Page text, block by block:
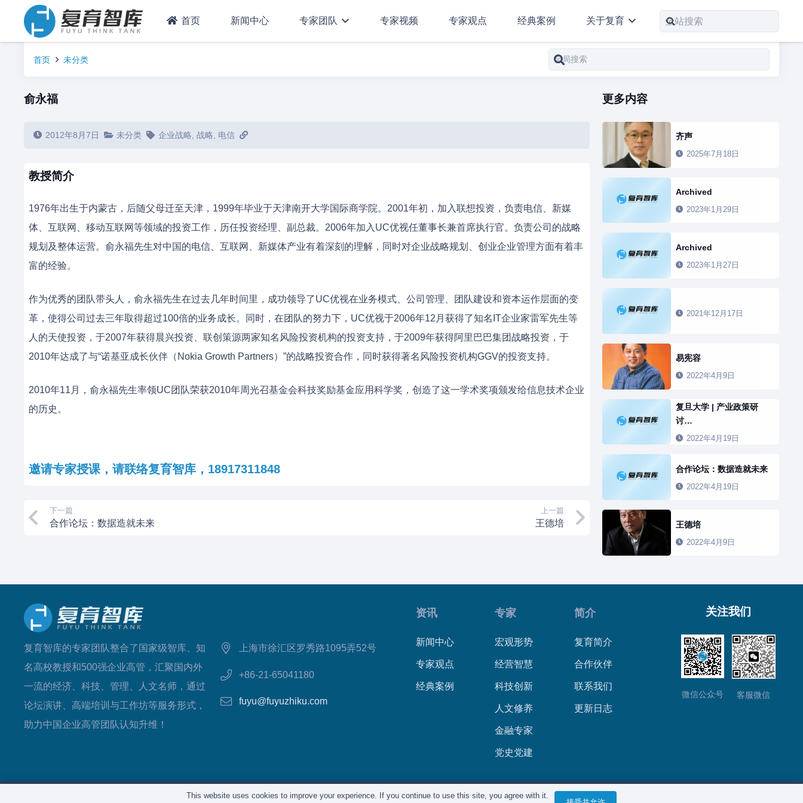
首页 新闻中心 专家团队 专家视频 专家观点 经典案例 关于复育
首页 未分类
俞永福
2012年8月7日 未分类 企业战略 战略 电信
教授简介
1976年出生于内蒙古，后随父母迁至天津，1999年毕业于天津南开大学国际商学院。2001年初，加入联想投资，负责电信、新媒
体、互联网、移动互联网等领域的投资工作，历任投资经理、副总裁。2006年加入UC优视任董事长兼首席执行官。负责公司的战略
规划及整体运营。俞永福先生对中国的电信、互联网、新媒体产业有着深刻的理解，同时对企业战略规划、创业企业管理方面有着丰
富的经验。
作为优秀的团队带头人，俞永福先生在过去几年时间里，成功领导了UC优视在业务模式、公司管理、团队建设和资本运作层面的变
革，使得公司过去三年取得超过100倍的业务成长。同时，在团队的努力下，UC优视于2006年12月获得了知名IT企业家雷军先生等
人的天使投资，于2007年获得晨兴投资、联创策源两家知名风险投资机构的投资支持，于2009年获得阿里巴巴集团战略投资，于
2010年达成了与“诺基亚成长伙伴（Nokia Growth Partners）”的战略投资合作，同时获得著名风险投资机构GGV的投资支持。
2010年11月，俞永福先生率领UC团队荣获2010年周光召基金会科技奖励基金应用科学奖，创造了这一学术奖项颁发给信息技术企业
的历史。
邀请专家授课，请联络复育智库，18917311848
下一篇
合作论坛：数据造就未来
上一篇
王德培
更多内容
齐声
2025年7月18日
Archived
2023年1月29日
Archived
2023年1月27日
2021年12月17日
易宪容
2022年4月9日
复旦大学 | 产业政策研
讨…
2022年4月19日
合作论坛：数据造就未来
2022年4月19日
王德培
2022年4月9日
复育智库的专家团队整合了国家级智库、知
名高校教授和500强企业高管，汇聚国内外
一流的经济、科技、管理、人文名师，通过
论坛演讲、高端培训与工作坊等服务形式，
助力中国企业高管团队认知升维！
上海市徐汇区罗秀路1095弄52号
+86-21-65041180
fuyu@fuyuzhiku.com
资讯
新闻中心
专家观点
经典案例
专家
宏观形势
经营智慧
科技创新
人文修养
金融专家
党史党建
简介
复育简介
合作伙伴
联系我们
更新日志
关注我们
微信公众号 客服微信
版权所有©复育智库2012 – 2025年 |沪ICP备2023028271号-2|隐私政策
This website uses cookies to improve your experience. If you continue to use this site, you agree with it.